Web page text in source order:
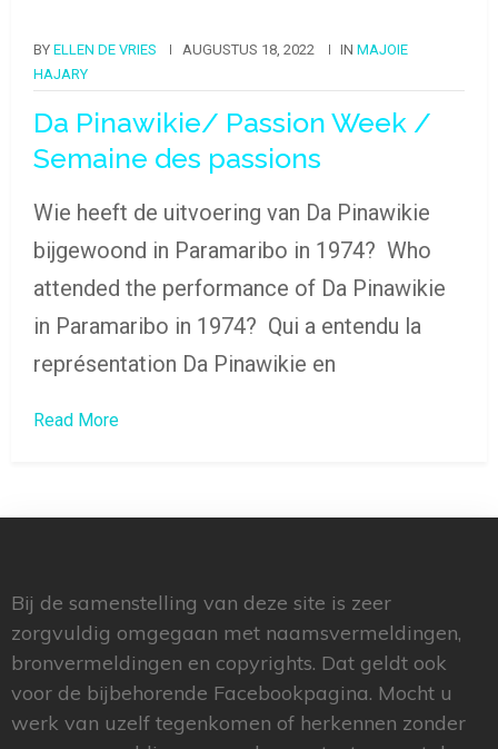
BY ELLEN DE VRIES AUGUSTUS 18, 2022 IN MAJOIE
HAJARY
Da Pinawikie/ Passion Week /
Semaine des passions
Wie heeft de uitvoering van Da Pinawikie
bijgewoond in Paramaribo in 1974? Who
attended the performance of Da Pinawikie
in Paramaribo in 1974? Qui a entendu la
représentation Da Pinawikie en
Read More
Bij de samenstelling van deze site is zeer
zorgvuldig omgegaan met naamsvermeldingen,
bronvermeldingen en copyrights. Dat geldt ook
voor de bijbehorende Facebookpagina. Mocht u
werk van uzelf tegenkomen of herkennen zonder